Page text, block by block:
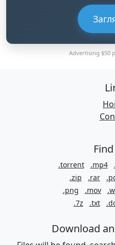
Advertising $50
.torrent .mp4
.zip
.rar
.png
.mov
.7z
.txt
Download